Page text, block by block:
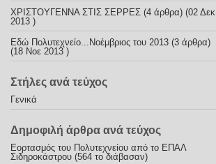
ΧΡΙΣΤΟΥΓΕΝΝΑ ΣΤΙΣ ΣΕΡΡΕΣ (4 άρθρα) (02 Δεκ
2013 )
Εδώ Πολυτεχνείο...Νοέμβριος του 2013 (3 άρθρα)
(18 Νοε 2013 )
Στήλες ανά τεύχος
Γενικά
Δημοφιλή άρθρα ανά τεύχος
Εορτασμός του Πολυτεχνείου από το ΕΠΑΛ
Σιδηροκάστρου (564 το διάβασαν)